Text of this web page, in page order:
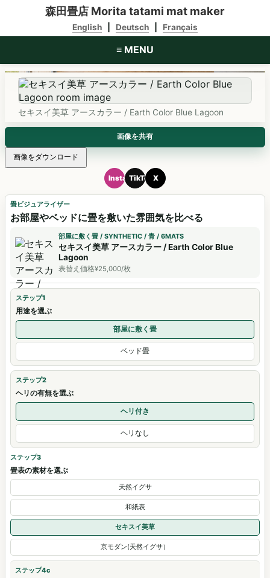
森田畳店 Morita tatami mat maker
English Deutsch Français
≡ MENU
セキスイ美草 アースカラー / Earth Color Blue Lagoon
画像を共有
画像をダウンロード
Instagram
TikTok X
6 items
セキスイ美草 市松 / Ichimatsu Indigo
Synthetic / 青
表替え価格¥18,000/枚
セキスイ美草 目積 / Meseki Blue Violet
Synthetic / 青
表替え価格¥19,000/枚
セキスイ美草 目積 / Meseki Indigo
Synthetic / 青
表替え価格¥19,000/枚
セキスイ美草 アースカラー / Earth Color Blue Lagoon
Synthetic / 青
表替え価格¥25,000/枚
セキスイ美草 はんなり / Han Nari Fuji
Synthetic / 青
表替え価格¥21,000/枚
セキスイ美草 はんなり / Han Nari Wasurenagusa
Synthetic / 青
表替え価格¥21,000/枚
畳ビジュアライザー
お部屋やベッドに畳を敷いた雰囲気を比べる
部屋に敷く畳 / SYNTHETIC / 青 / 6MATS
セキスイ美草 アースカラー / Earth Color Blue
Lagoon
表替え価格¥25,000/枚
ステップ1
用途を選ぶ
部屋に敷く畳
ベッド畳
ステップ2
ヘリの有無を選ぶ
ヘリ付き
ヘリなし
ステップ3
畳表の素材を選ぶ
天然イグサ
和紙表
セキスイ美草
京モダン(天然イグサ）
ステップ4c